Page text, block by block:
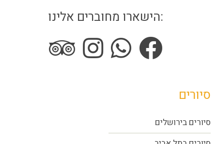
הישארו מחוברים אלינו:
סיורים
סיורים בירושלים